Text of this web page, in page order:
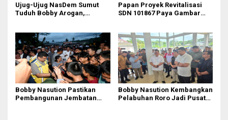
Ujug-Ujug NasDem Sumut
Tuduh Bobby Arogan,
Papan Proyek Revitalisasi
SDN 101867 Paya Gambar
Unsur Konsultan dan Komite
Tidak Ada
Bobby Nasution Pastikan
Pembangunan Jembatan
Bobby Nasution Kembangkan
Pelabuhan Roro Jadi Pusat